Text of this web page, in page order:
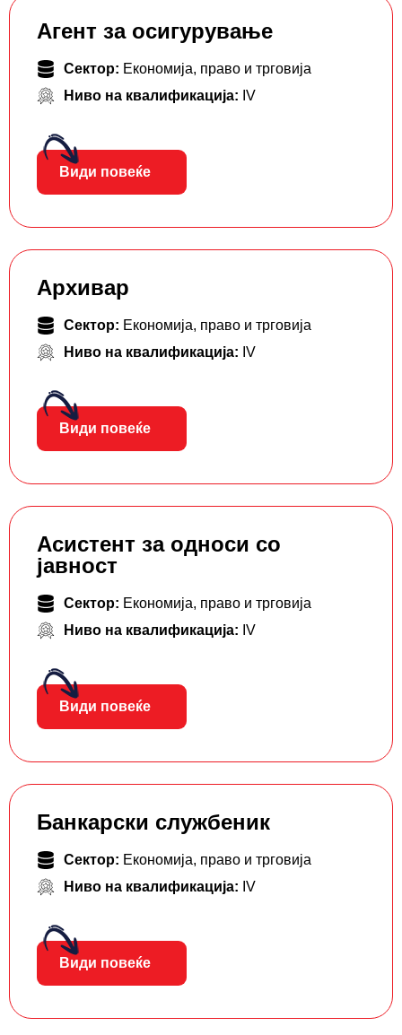
Агент за осигурување
Сектор: Економија, право и трговија
Ниво на квалификација: IV
Види повеќе
Архивар
Сектор: Економија, право и трговија
Ниво на квалификација: IV
Види повеќе
Асистент за односи со
јавност
Сектор: Економија, право и трговија
Ниво на квалификација: IV
Види повеќе
Банкарски службеник
Сектор: Економија, право и трговија
Ниво на квалификација: IV
Види повеќе